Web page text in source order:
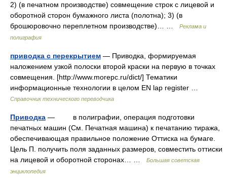
2) (в печатном производстве) совмещение строк с лицевой и
оборотной сторон бумажного листа (полотна); 3) (в
брошюровочно переплетном производстве)… …
Реклама и
полиграфия
приводка с перекрытием — Приводка, формируемая
наложением узкой полоски второй краски на первую в точках
совмещения. [http://www.morepc.ru/dict/] Тематики
информационные технологии в целом EN lap register …
Справочник технического переводчика
Приводка — в полиграфии, операция подготовки
печатных машин (См. Печатная машина) к печатанию тиража,
обеспечивающая правильное положение Оттиска на бумаге.
Цель П. получить поля заданных размеров, совместить оттиски
на лицевой и оборотной сторонах… …
Большая советская
энциклопедия